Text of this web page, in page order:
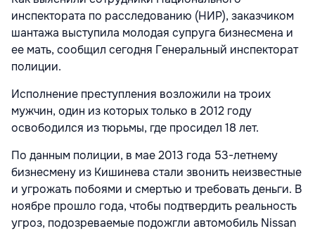
инспектората по расследованию (НИР), заказчиком
шантажа выступила молодая супруга бизнесмена и
ее мать, сообщил сегодня Генеральный инспекторат
полиции.
Исполнение преступления возложили на троих
мужчин, один из которых только в 2012 году
освободился из тюрьмы, где просидел 18 лет.
По данным полиции, в мае 2013 года 53-летнему
бизнесмену из Кишинева стали звонить неизвестные
и угрожать побоями и смертью и требовать деньги. В
ноябре прошло года, чтобы подтвердить реальность
угроз, подозреваемые подожгли автомобиль Nissan